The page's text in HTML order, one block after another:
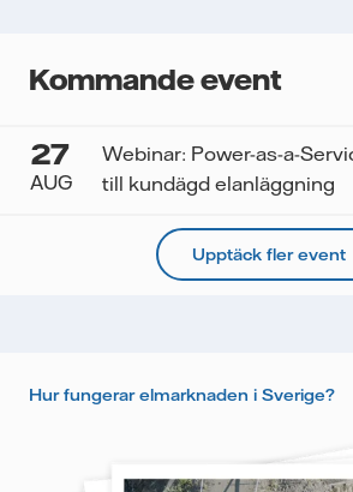
Kommande event
27
AUG
Webinar: Power-as-a-
till kundägd elanläggning
Upptäck fler event
Hur fungerar elmarknaden i Sverige?